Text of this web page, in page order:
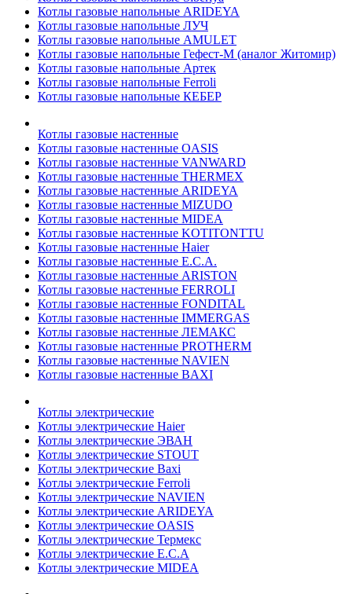
Котлы газовые напольные ARIDEYA
Котлы газовые напольные ЛУЧ
Котлы газовые напольные AMULET
Котлы газовые напольные Гефест-М (аналог Житомир)
Котлы газовые напольные Артек
Котлы газовые напольные Ferroli
Котлы газовые напольные КЕБЕР
Котлы газовые настенные
Котлы газовые настенные OASIS
Котлы газовые настенные VANWARD
Котлы газовые настенные THERMEX
Котлы газовые настенные ARIDEYA
Котлы газовые настенные MIZUDO
Котлы газовые настенные MIDEA
Котлы газовые настенные KOTITONTTU
Котлы газовые настенные Haier
Котлы газовые настенные E.C.A.
Котлы газовые настенные ARISTON
Котлы газовые настенные FERROLI
Котлы газовые настенные FONDITAL
Котлы газовые настенные IMMERGAS
Котлы газовые настенные ЛЕМАКС
Котлы газовые настенные PROTHERM
Котлы газовые настенные NAVIEN
Котлы газовые настенные BAXI
Котлы электрические
Котлы электрические Haier
Котлы электрические ЭВАН
Котлы электрические STOUT
Котлы электрические Baxi
Котлы электрические Ferroli
Котлы электрические NAVIEN
Котлы электрические ARIDEYA
Котлы электрические OASIS
Котлы электрические Термекс
Котлы электрические E.C.A
Котлы электрические MIDEA